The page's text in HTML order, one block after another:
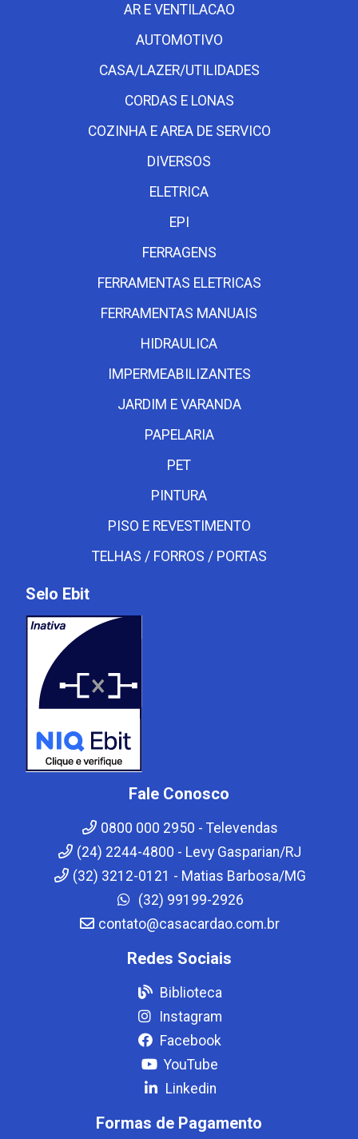
AR E VENTILACAO
AUTOMOTIVO
CASA/LAZER/UTILIDADES
CORDAS E LONAS
COZINHA E AREA DE SERVICO
DIVERSOS
ELETRICA
EPI
FERRAGENS
FERRAMENTAS ELETRICAS
FERRAMENTAS MANUAIS
HIDRAULICA
IMPERMEABILIZANTES
JARDIM E VARANDA
PAPELARIA
PET
PINTURA
PISO E REVESTIMENTO
TELHAS / FORROS / PORTAS
Selo Ebit
Fale Conosco
0800 000 2950 - Televendas
(24) 2244-4800 - Levy Gasparian/RJ
(32) 3212-0121 - Matias Barbosa/MG
(32) 99199-2926
contato@casacardao.com.br
Redes Sociais
Biblioteca
Instagram
Facebook
YouTube
Linkedin
Formas de Pagamento